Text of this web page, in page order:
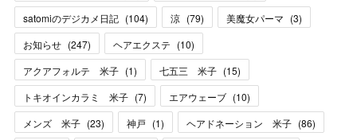
satomiのデジカメ日記 (104) 涼 (79) 美魔女パーマ (3)
お知らせ (247) ヘアエクステ (10)
アクアフォルテ 米子 (1) 七五三 米子 (15)
トキオインカラミ 米子 (7) エアウェーブ (10)
メンズ 米子 (23) 神戸 (1) ヘアドネーション 米子 (86)